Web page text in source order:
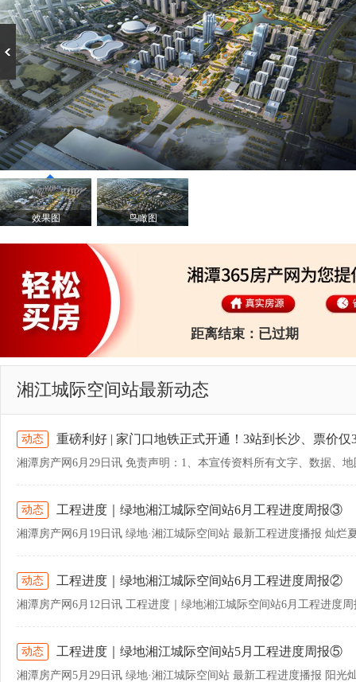
效果图 鸟瞰图
距离结束： 已过期
湘江城际空间站最新动态
动态 重磅利好 | 家门口地铁正式开通！3站到长沙、票价仅
动态 工程进度｜绿地湘江城际空间站6月工程进度周报③
动态 工程进度｜绿地湘江城际空间站6月工程进度周报②
动态 工程进度｜绿地湘江城际空间站5月工程进度周报⑤